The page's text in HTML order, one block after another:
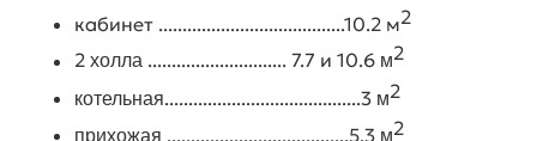
кабинет .......................................10.2 м2
2холла ............................. 7.7 и 10.6 м2
котельная.........................................3 м2
прихожая ......................................5.3 м2